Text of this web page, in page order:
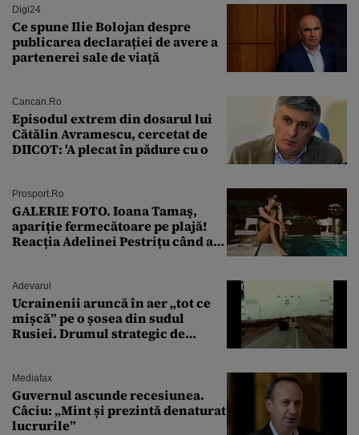
Digi24
Ce spune Ilie Bolojan despre
publicarea declarației de avere a
partenerei sale de viață
Cancan.ro
Episodul extrem din dosarul lui
Cătălin Avramescu, cercetat de
DIICOT: 'A plecat în pădure cu o
Prosport.ro
GALERIE FOTO. Ioana Tamaş,
apariție fermecătoare pe plajă!
Reacția Adelinei Pestrițu când a
Adevarul
Ucrainenii aruncă în aer „tot ce
mișcă” pe o șosea din sudul
Rusiei. Drumul strategic de
Mediafax
Guvernul ascunde recesiunea.
Câciu: „Mint și prezintă denaturat
lucrurile”